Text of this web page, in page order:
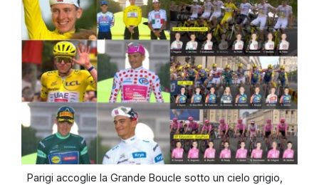
Parigi accoglie la Grande Boucle sotto un cielo grigio,